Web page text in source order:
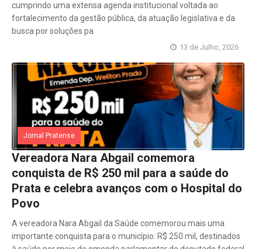
cumprindo uma extensa agenda institucional voltada ao
fortalecimento da gestão pública, da atuação legislativa e da
busca por soluções pa
13 de Julho, 2026
Jornal Pratense
Vereadora Nara Abgail comemora
conquista de R$ 250 mil para a saúde do
Prata e celebra avanços com o Hospital do
Povo
A vereadora Nara Abgail da Saúde comemorou mais uma
importante conquista para o município: R$ 250 mil, destinados